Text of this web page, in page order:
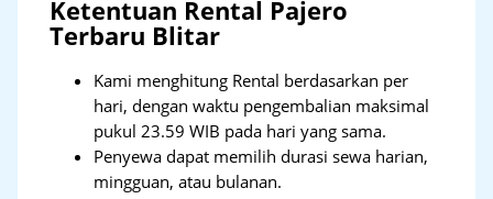
Ketentuan Rental Pajero
Terbaru Blitar
Kami menghitung Rental berdasarkan per
hari, dengan waktu pengembalian maksimal
pukul 23.59 WIB pada hari yang sama.
Penyewa dapat memilih durasi sewa harian,
mingguan, atau bulanan.